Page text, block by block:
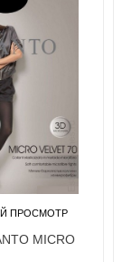
ПРОСМОТР
MICRO